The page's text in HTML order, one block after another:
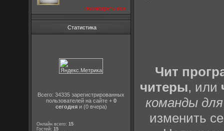
посмотреть все
Статистика
Всего: 34335 зарегистрированных
пользователей на сайте + 0
сегодняи (0 вчера)
Онлайн всего:15
Гостей:15
Чит
читеры, или
команды
изменить